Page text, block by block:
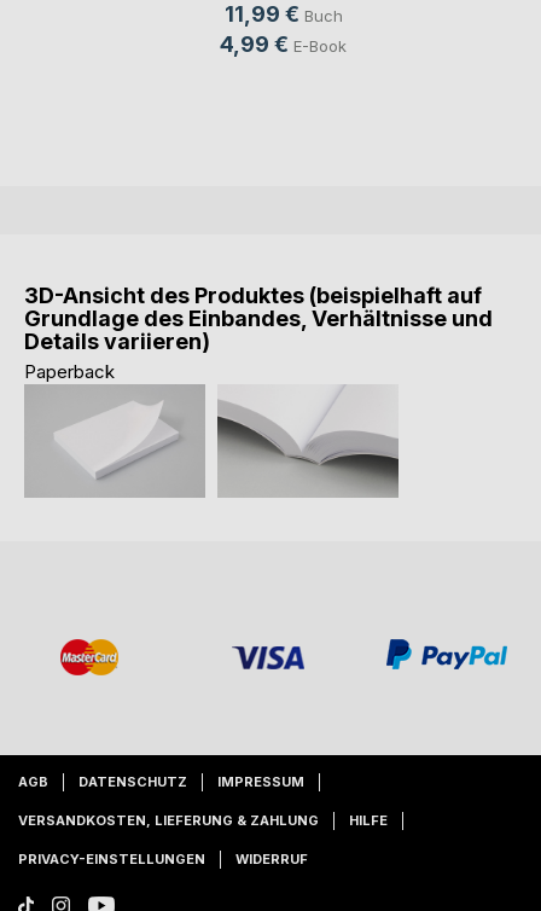
11,99 € Buch
4,99 € E-Book
3D-Ansicht des Produktes (beispielhaft auf
Grundlage des Einbandes, Verhältnisse und
Details variieren)
Paperback
AGB DATENSCHUTZ IMPRESSUM
VERSANDKOSTEN, LIEFERUNG & ZAHLUNG HILFE
PRIVACY-EINSTELLUNGEN WIDERRUF